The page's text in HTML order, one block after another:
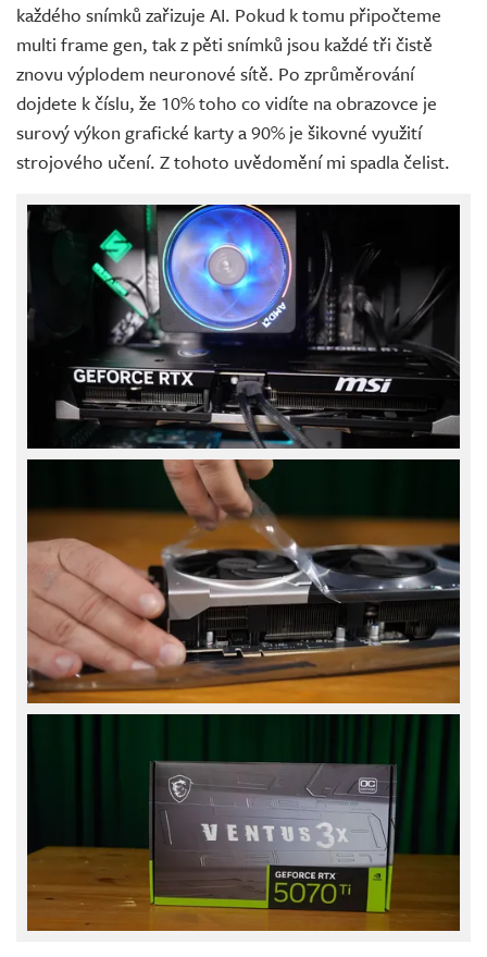
každého snímků zařizuje AI. Pokud k tomu připočteme
multi frame gen, tak z pěti snímků jsou každé tři čistě
znovu výplodem neuronové sítě. Po zprůměrování
dojdete k číslu, že 10% toho co vidíte na obrazovce je
surový výkon grafické karty a 90% je šikovné využití
strojového učení. Z tohoto uvědomění mi spadla čelist.